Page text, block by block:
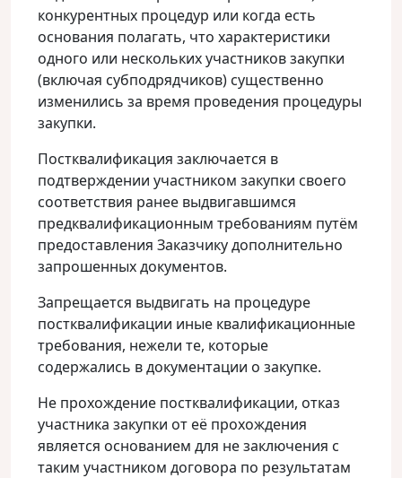
конкурентных процедур или когда есть
основания полагать, что характеристики
одного или нескольких участников закупки
(включая субподрядчиков) существенно
изменились за время проведения процедуры
закупки.
Постквалификация заключается в
подтверждении участником закупки своего
соответствия ранее выдвигавшимся
предквалификационным требованиям путём
предоставления Заказчику дополнительно
запрошенных документов.
Запрещается выдвигать на процедуре
постквалификации иные квалификационные
требования, нежели те, которые
содержались в документации о закупке.
Не прохождение постквалификации, отказ
участника закупки от её прохождения
является основанием для не заключения с
таким участником договора по результатам